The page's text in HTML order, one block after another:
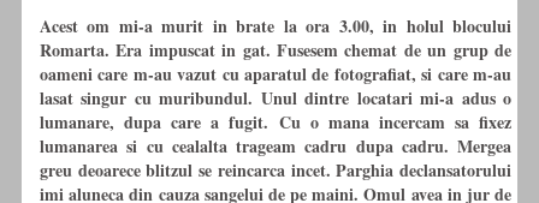
Acest om mi-a murit in brate la ora 3.00, in holul blocului
Romarta. Era impuscat in gat. Fusesem chemat de un grup de
oameni care m-au vazut cuaparatul de fotografiat, si care m-au
lasat singur cumuribundul. Unul dintre locatari mi-a adus o
lumanare, dupa care a fugit. Cuo mana incercam sa fixez
lumanarea si cucealalta trageam cadru dupa cadru. Mergea
greu deoarece blitzul se reincarca incet. Parghia declansatorului
imi aluneca din cauza sangelui de pe maini. Omul avea in jur de